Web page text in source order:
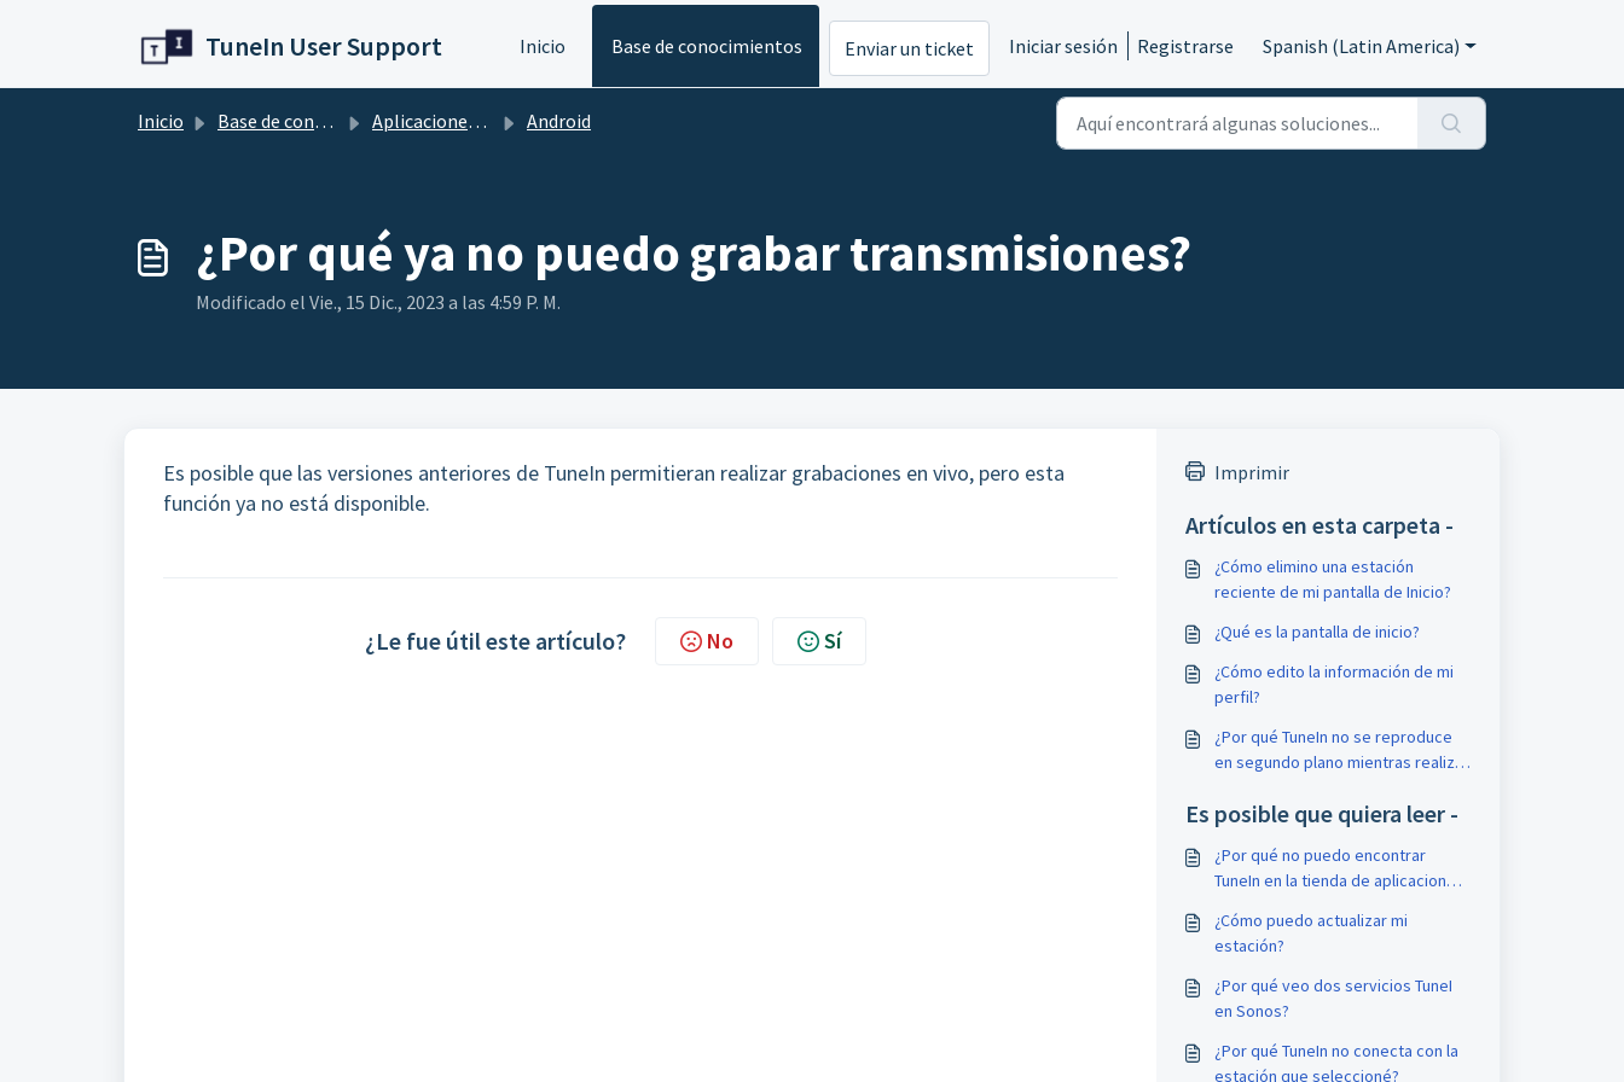
TuneIn User Support Inicio Base de conocimientos Enviar un ticket Iniciar sesión Registrarse Spanish (Latin America)
Inicio Base de conocimientos Aplicaciones móviles Android
¿Por qué ya no puedo grabar transmisiones?
Modificado el Vie., 15 Dic., 2023 a las 4:59 P. M.
Es posible que las versiones anteriores de TuneIn permitieran realizar grabaciones en vivo, pero esta
función ya no está disponible.
¿Le fue útil este artículo? No Sí
Imprimir
Artículos en esta carpeta -
¿Cómo elimino una estación
reciente de mi pantalla de Inicio?
¿Qué es la pantalla de inicio?
¿Cómo edito la información de mi
perfil?
¿Por qué TuneIn no se reproduce
en segundo plano mientras realizo
Es posible que quiera leer -
¿Por qué no puedo encontrar
TuneIn en la tienda de aplicaciones
para mi dispositivo Android?
¿Cómo puedo actualizar mi
estación?
¿Por qué veo dos servicios TuneI
en Sonos?
¿Por qué TuneIn no conecta con la
estación que seleccioné?